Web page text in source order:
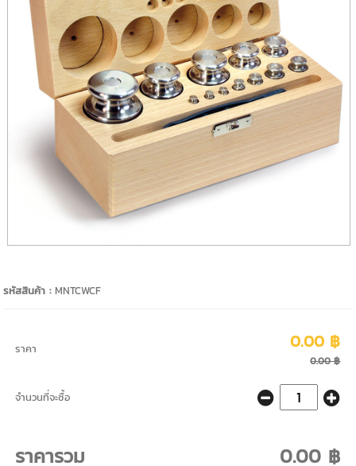
รหัสสินค้า :MNTCWCF
ราคา 0.00 ฿
0.00 ฿
จำนวนที่จะซื้อ
ราคารวม 0.00 ฿